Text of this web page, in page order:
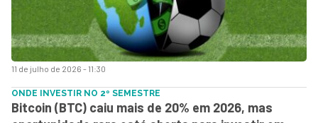
11 de julho de 2026 - 11:30
ONDE INVESTIR NO 2º SEMESTRE
Bitcoin (BTC) caiu mais de 20% em 2026, mas